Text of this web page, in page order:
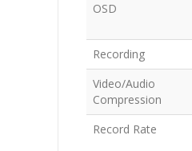
OSD
Recording
Video/Audio
Compression
Record Rate